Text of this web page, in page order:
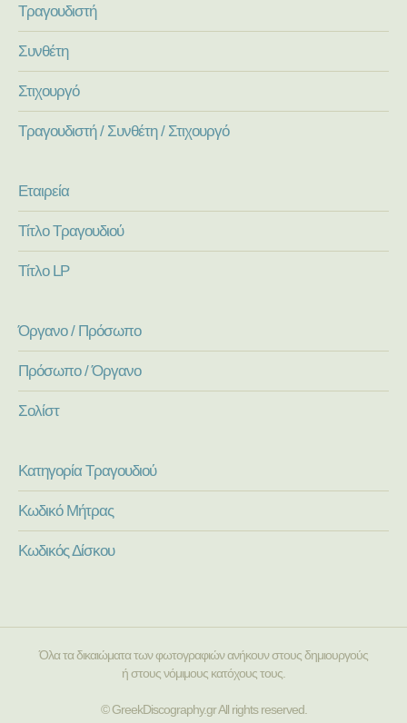
Τραγουδιστή
Συνθέτη
Στιχουργό
Τραγουδιστή / Συνθέτη / Στιχουργό
Εταιρεία
Τίτλο Τραγουδιού
Τίτλο LP
Όργανο / Πρόσωπο
Πρόσωπο / Όργανο
Σολίστ
Κατηγορία Τραγουδιού
Κωδικό Μήτρας
Κωδικός Δίσκου
Όλα τα δικαιώματα των φωτογραφιών ανήκουν στους δημιουργούς
ή στους νόμιμους κατόχους τους.
© GreekDiscography.gr All rights reserved.